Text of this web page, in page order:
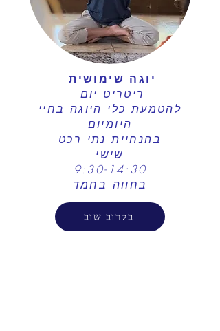
יוגה שימושית
ריטריט יום ​
להטמעת כלי היוגה בחיי
היומיום
בהנחיית נתי רכט​
9:30-14:30
בחווה בחמד
בקרוב שוב